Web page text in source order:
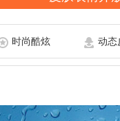
时尚酷炫 动态